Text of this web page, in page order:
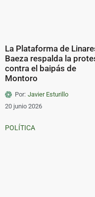
La Plataforma de
Baeza respalda la
contra el baipás de
Montoro
Por: Javier Esturillo
20 junio 2026
POLÍTICA